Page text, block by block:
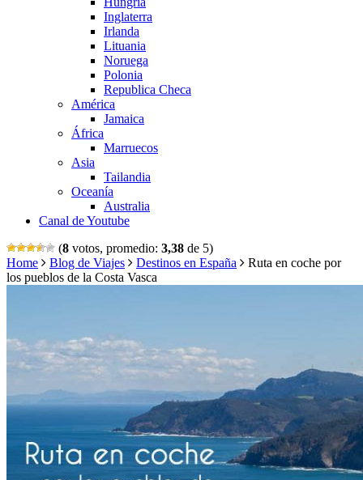
Inglaterra
Irlanda
Lituania
Noruega
Polonia
Republica Checa
América
Jamaica
África
Marruecos
Asia
Tailandia
Oceanía
Australia
Canal de Youtube
(8 votos, promedio: 3,38 de 5)
Home
Blog de Viajes Destinos en España
Ruta en coche por
los pueblos de la Costa Vasca